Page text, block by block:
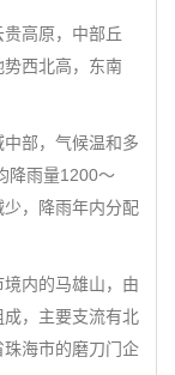
高原，中部丘
西北高，东南
部，气候温和多
降雨量1200～
，降雨年内分配
内的马雄山，由
，主要支流有北
海市的磨刀门企